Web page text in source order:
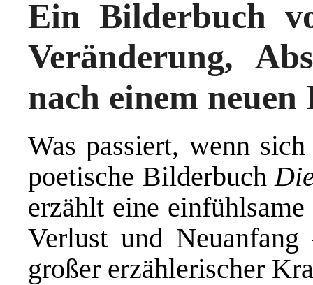
Ein Bilderbuch
Veränderung,
nach einem
Was passiert, wenn
poetische Bilderbuch
erzählt eine
Verlust und
großer erzählerischer